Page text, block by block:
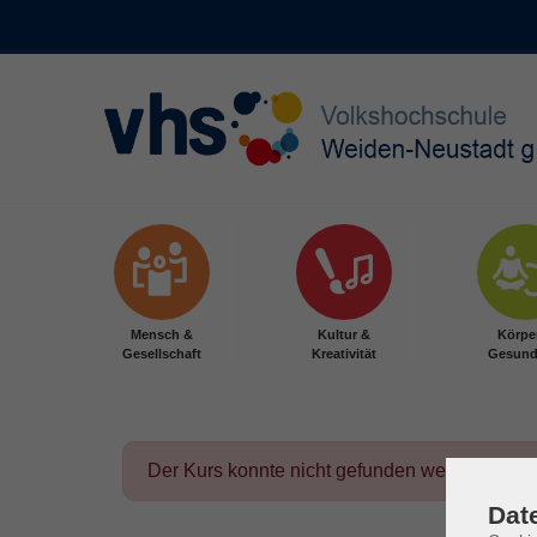
Mensch &
Gesellschaft
Kultur &
Kreativität
Der Kurs konnte nicht gefunden werden.